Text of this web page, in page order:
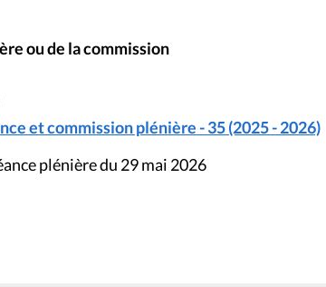
ou de la commission
et commission plénière - 35 (2025 - 2026)
plénière du 29 mai 2026